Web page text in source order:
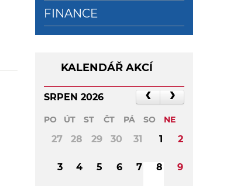
FINANCE
KALENDÁŘ AKCÍ
SRPEN 2026
PO ÚT ST ČT PÁ SO NE
27 28 29 30 31 1 2
3 4 5 6 7 8 9